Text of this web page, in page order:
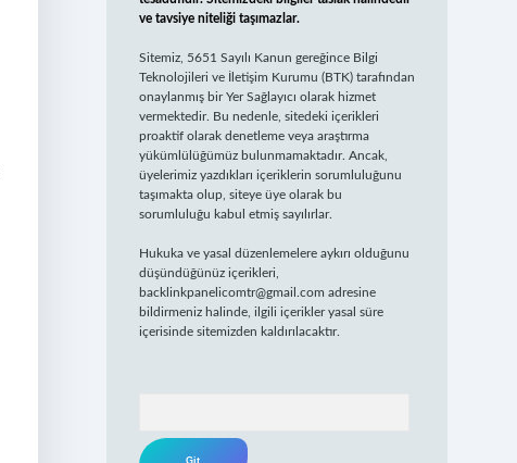
ve tavsiye niteliği taşımazlar.
Sitemiz, 5651 Sayılı Kanun gereğince Bilgi
Teknolojileri ve İletişim Kurumu (BTK) tarafından
onaylanmış bir Yer Sağlayıcı olarak hizmet
vermektedir. Bu nedenle, sitedeki içerikleri
proaktif olarak denetleme veya araştırma
yükümlülüğümüz bulunmamaktadır. Ancak,
üyelerimiz yazdıkları içeriklerin sorumluluğunu
taşımakta olup, siteye üye olarak bu
sorumluluğu kabul etmiş sayılırlar.
Hukuka ve yasal düzenlemelere aykırı olduğunu
düşündüğünüz içerikleri,
backlinkpanelicomtr@gmail.com adresine
bildirmeniz halinde, ilgili içerikler yasal süre
içerisinde sitemizden kaldırılacaktır.